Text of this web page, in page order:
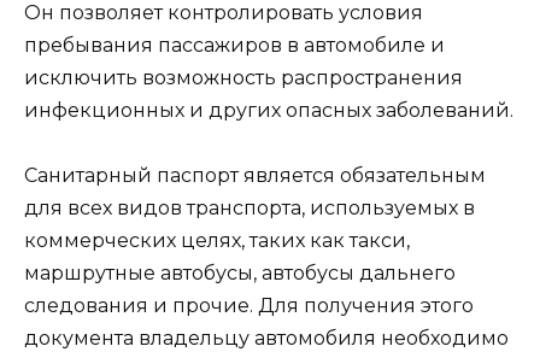
Он позволяет контролировать условия
пребывания пассажиров в автомобиле и
исключить возможность распространения
инфекционных и других опасных заболеваний.
Санитарный паспорт является обязательным
для всех видов транспорта, используемых в
коммерческих целях, таких как такси,
маршрутные автобусы, автобусы дальнего
следования и прочие. Для получения этого
документа владельцу автомобиля необходимо